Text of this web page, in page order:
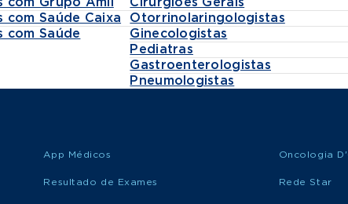
com Saúde Caixa
com Saúde
Otorrinolaringologistas
Ginecologistas
Pediatras
Gastroenterologistas
Pneumologistas
App Médicos
Resultado de Exames
Oncologia
Rede Star